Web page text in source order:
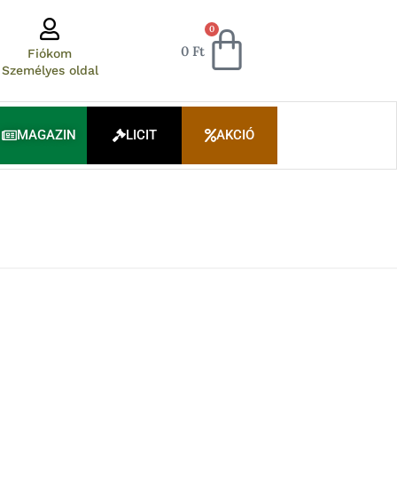
Fiókom
Személyes oldal
0 Ft
0
Kosár
MAGAZIN LICIT AKCIÓ